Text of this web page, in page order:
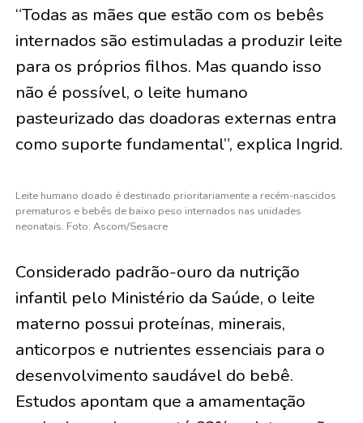
“Todas as mães que estão com os bebês
internados são estimuladas a produzir leite
para os próprios filhos. Mas quando isso
não é possível, o leite humano
pasteurizado das doadoras externas entra
como suporte fundamental”, explica Ingrid.
Leite humano doado é destinado prioritariamente a recém-nascidos
prematuros e bebês de baixo peso internados nas unidades
neonatais. Foto: Ascom/Sesacre
Considerado padrão-ouro da nutrição
infantil pelo Ministério da Saúde, o leite
materno possui proteínas, minerais,
anticorpos e nutrientes essenciais para o
desenvolvimento saudável do bebê.
Estudos apontam que a amamentação